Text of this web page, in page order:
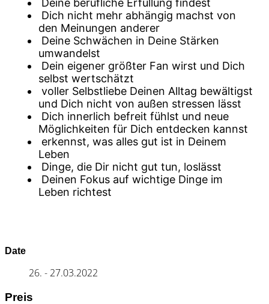
Deine berufliche Erfüllung findest
Dich nicht mehr abhängig machst von
den Meinungen anderer
Deine Schwächen in Deine Stärken
umwandelst
Dein eigener größter Fan wirst und Dich
selbst wertschätzt
voller Selbstliebe Deinen Alltag bewältigst
und Dich nicht von außen stressen lässt
Dich innerlich befreit fühlst und neue
Möglichkeiten für Dich entdecken kannst
erkennst, was alles gut ist in Deinem
Leben
Dinge, die Dir nicht gut tun, loslässt
Deinen Fokus auf wichtige Dinge im
Leben richtest
Date
26. - 27.03.2022
Preis